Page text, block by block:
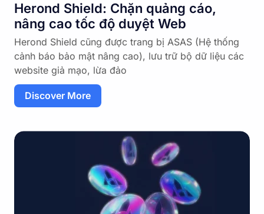
Herond Shield: Chặn quảng cáo,
nâng cao tốc độ duyệt Web
Herond Shield cũng được trang bị ASAS (Hệ thống
cảnh báo bảo mật nâng cao), lưu trữ bộ dữ liệu các
website giả mạo, lừa đảo
Discover More